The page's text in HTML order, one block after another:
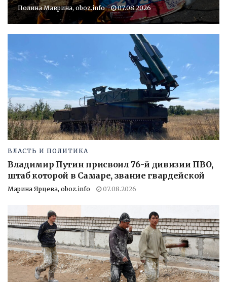
Полина Маврина, oboz.info 07.08.2026
ВЛАСТЬ И ПОЛИТИКА
Владимир Путин присвоил 76-й дивизии ПВО,
штаб которой в Самаре, звание гвардейской
Марина Ярцева, oboz.info 07.08.2026